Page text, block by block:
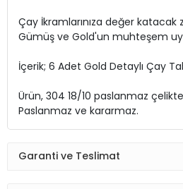
Çay İkramlarınıza değer katacak
Gümüş ve Gold'un muhteşem
İçerik; 6 Adet Gold Detaylı Çay
Ürün, 304 18/10 paslanmaz
Paslanmaz ve kararmaz.
Garanti ve Teslimat